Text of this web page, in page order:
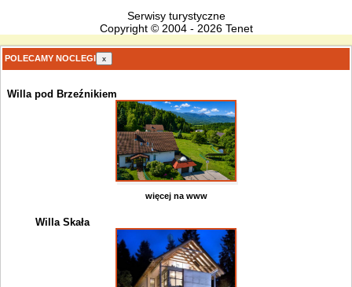
Serwisy turystyczne
Copyright © 2004 - 2026 Tenet
POLECAMY NOCLEGI x
Willa pod Brzeźnikiem
więcej na www
Willa Skała